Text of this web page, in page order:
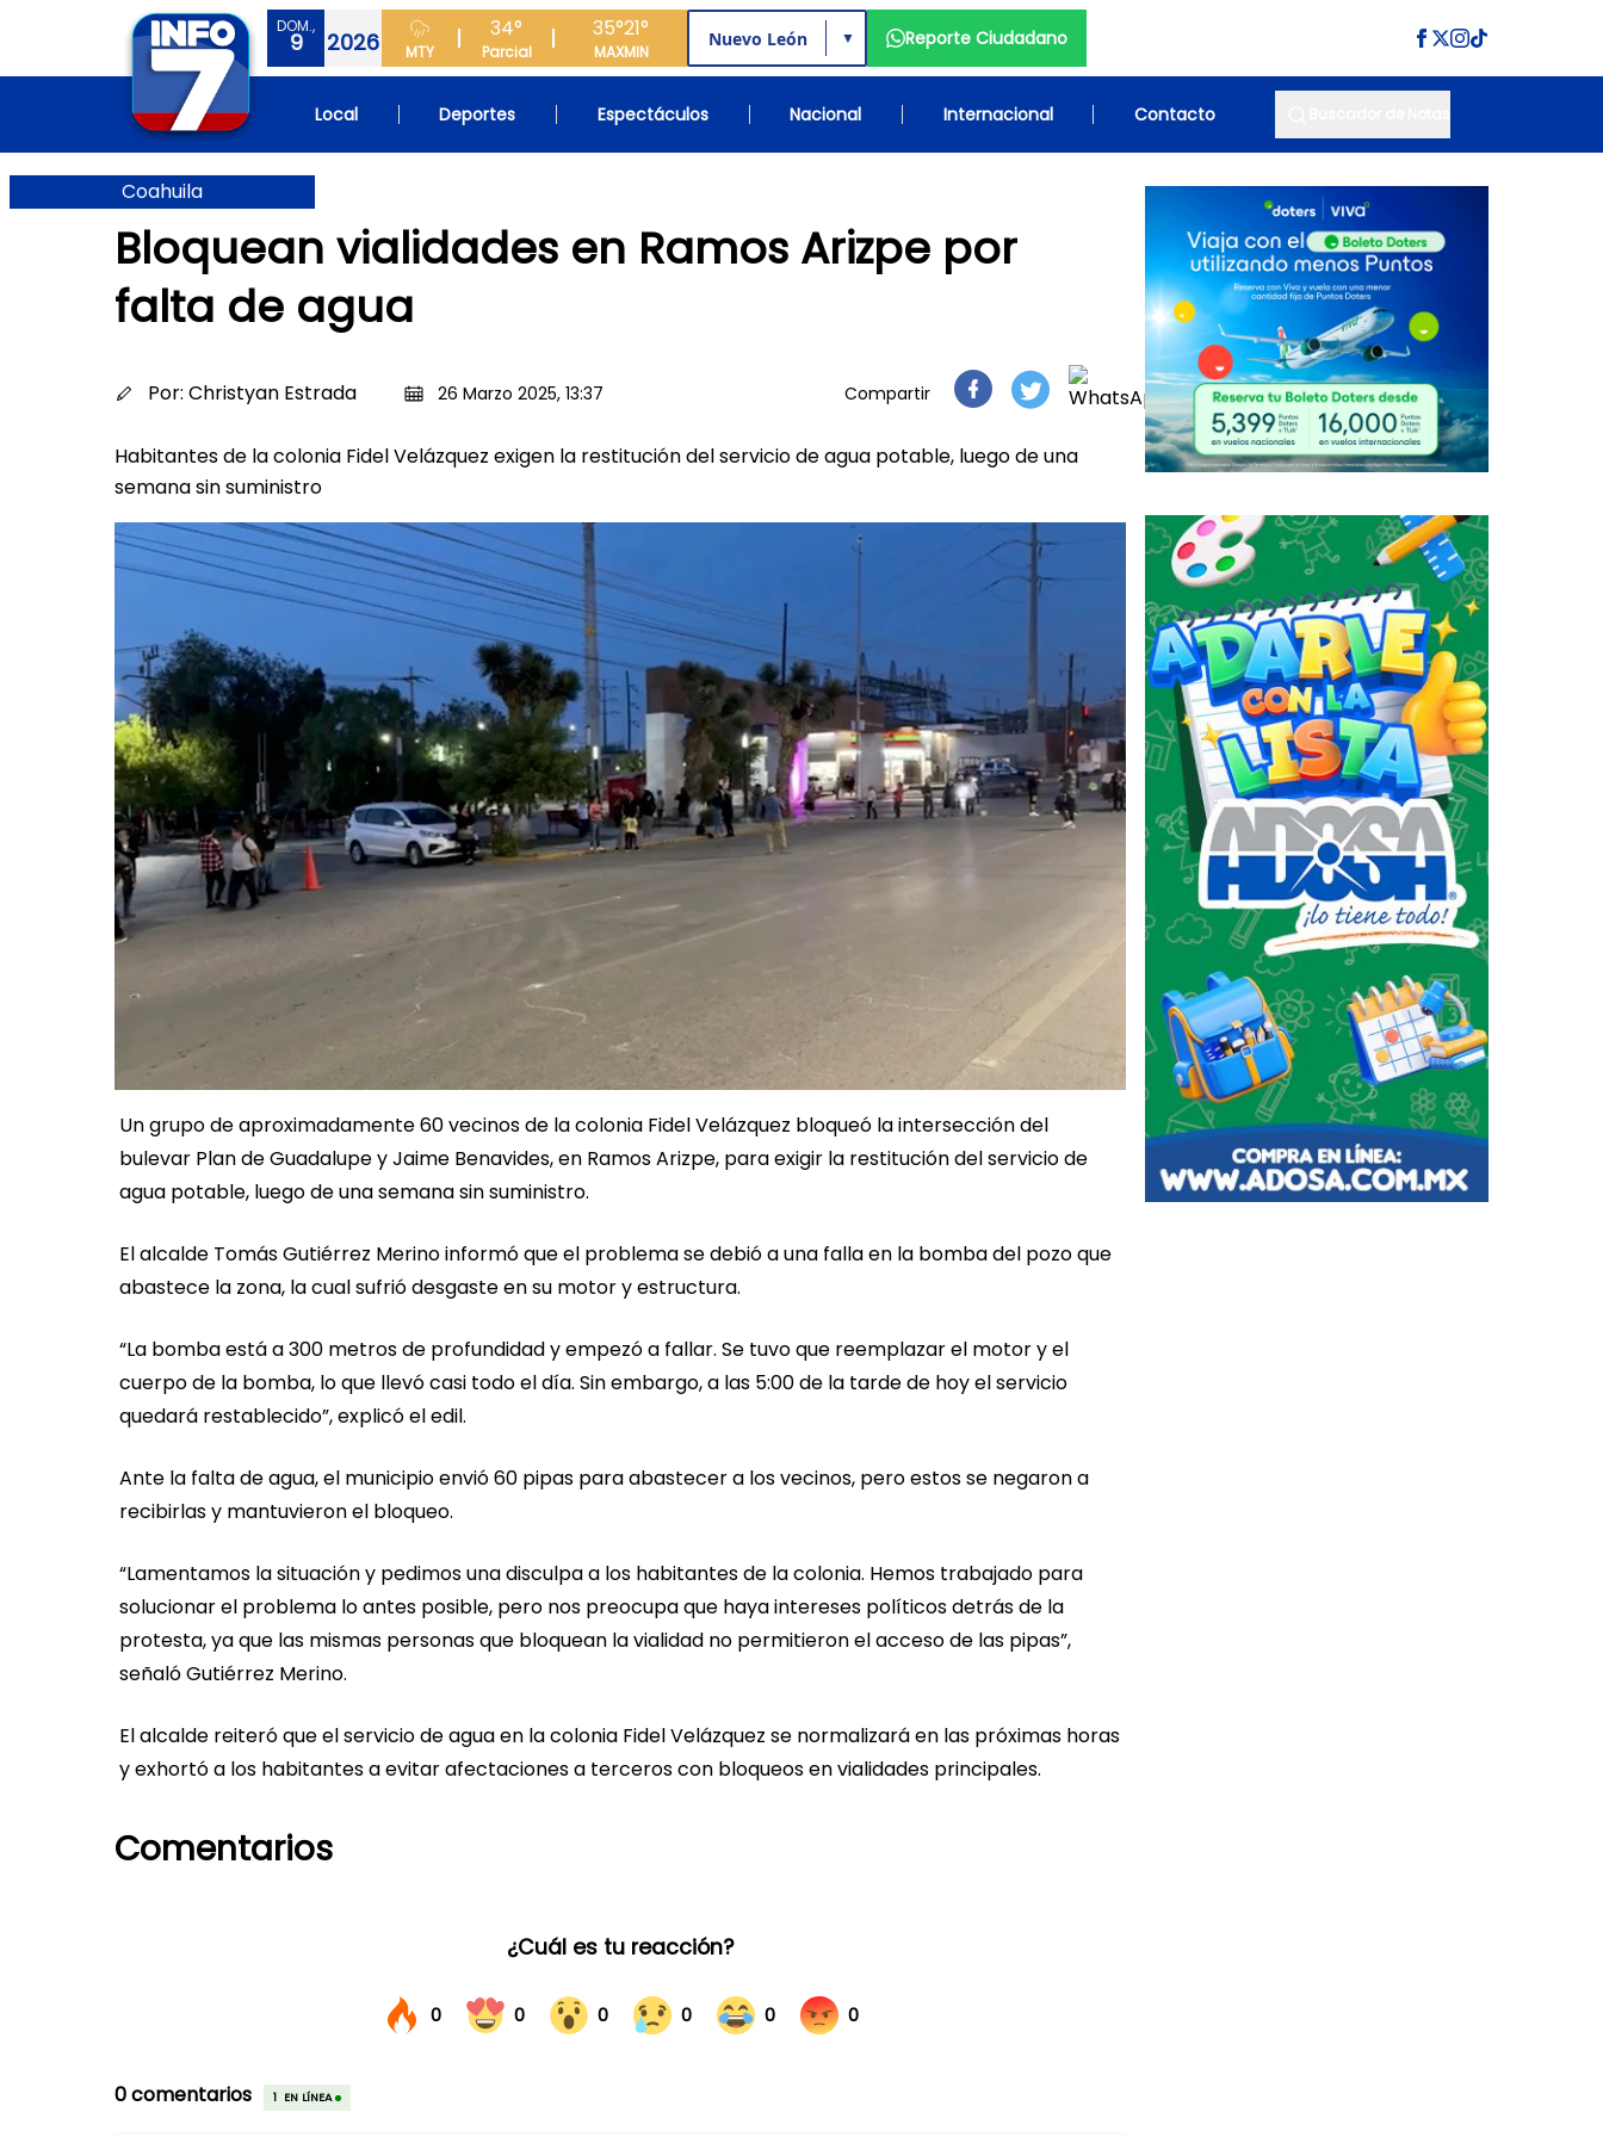
DOM.,
9 2026 MTY
34°
Parcial
35°
MAX
21°
MIN
▼ Reporte Ciudadano
Local Deportes Espectáculos Nacional Internacional Contacto
Coahuila
Bloquean vialidades en Ramos Arizpe por
falta de agua
Por: Christyan Estrada 26 Marzo 2025, 13:37 Compartir
Habitantes de la colonia Fidel Velázquez exigen la restitución del servicio de agua potable, luego de una
semana sin suministro
Un grupo de aproximadamente 60 vecinos de la colonia Fidel Velázquez bloqueó la intersección del
bulevar Plan de Guadalupe y Jaime Benavides, en Ramos Arizpe, para exigir la restitución del servicio de
agua potable, luego de una semana sin suministro.
El alcalde Tomás Gutiérrez Merino informó que el problema se debió a una falla en la bomba del pozo que
abastece la zona, la cual sufrió desgaste en su motor y estructura.
“La bomba está a 300 metros de profundidad y empezó a fallar. Se tuvo que reemplazar el motor y el
cuerpo de la bomba, lo que llevó casi todo el día. Sin embargo, a las 5:00 de la tarde de hoy el servicio
quedará restablecido”, explicó el edil.
Ante la falta de agua, el municipio envió 60 pipas para abastecer a los vecinos, pero estos se negaron a
recibirlas y mantuvieron el bloqueo.
“Lamentamos la situación y pedimos una disculpa a los habitantes de la colonia. Hemos trabajado para
solucionar el problema lo antes posible, pero nos preocupa que haya intereses políticos detrás de la
protesta, ya que las mismas personas que bloquean la vialidad no permitieron el acceso de las pipas”,
señaló Gutiérrez Merino.
El alcalde reiteró que el servicio de agua en la colonia Fidel Velázquez se normalizará en las próximas horas
y exhortó a los habitantes a evitar afectaciones a terceros con bloqueos en vialidades principales.
Comentarios